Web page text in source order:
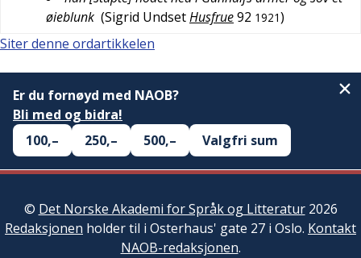
øieblunk (Sigrid UndsetHusfrue92 1921)
Siter denne ordartikkelen
Er du fornøyd med NAOB?
Bli med og bidra!
100,–
250,– 500,– Valgfri sum
© Det Norske Akademi for Språk og Litteratur2026
Redaksjonen holder til i Osterhaus' gate 27 i Oslo. Kontakt
NAOB-redaksjonen.